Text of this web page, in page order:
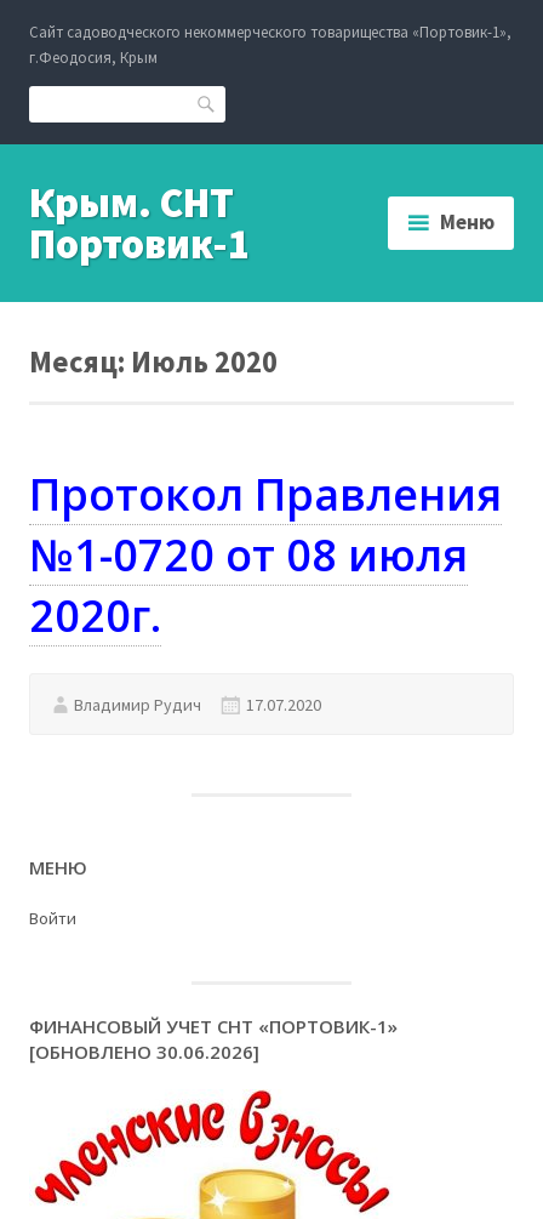
содержанию
Сайт садоводческого некоммерческого товарищества «Портовик-1»,
г.Феодосия, Крым
Поиск
Крым. СНТ
Портовик-1
Меню
Месяц: Июль 2020
Протокол Правления
№1-0720 от 08 июля
2020г.
Владимир Рудич 17.07.2020
МЕНЮ
Войти
ФИНАНСОВЫЙ УЧЕТ СНТ «ПОРТОВИК-1»
[ОБНОВЛЕНО 30.06.2026]